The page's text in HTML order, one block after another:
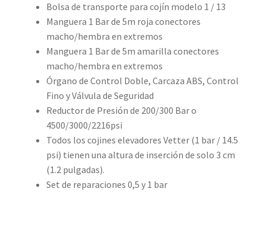
Bolsa de transporte para cojín modelo 1 / 13
Manguera 1 Bar de 5m roja conectores
macho/hembra en extremos
Manguera 1 Bar de 5m amarilla conectores
macho/hembra en extremos
Órgano de Control Doble, Carcaza ABS, Control
Fino y Válvula de Seguridad
Reductor de Presión de 200/300 Bar o
4500/3000/2216psi
Todos los cojines elevadores Vetter (1 bar / 14.5
psi) tienen una altura de inserción de solo 3 cm
(1.2 pulgadas).
Set de reparaciones 0,5 y 1 bar